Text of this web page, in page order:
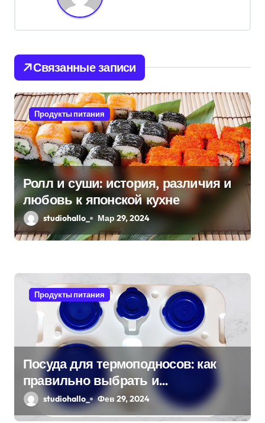
а
ц
и
я
п
о
з
а
п
с
Связанные записи
Продукты питания
Ролл и суши: история, различия и
любовь к японской кухне
studiohallo_ Мар 29, 2024
Продукты питания
Посуда для термоподносов: как
правильно выбрать и
использовать
studiohallo_ Фев 29, 2024